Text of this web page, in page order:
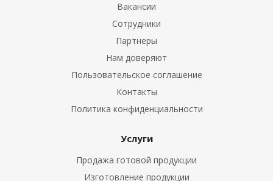
Вакансии
Сотрудники
Партнеры
Нам доверяют
Пользовательское соглашение
Контакты
Политика конфиденциальности
Услуги
Продажа готовой продукции
Изготовление продукции